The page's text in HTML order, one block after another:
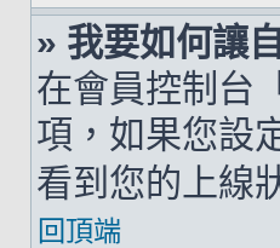
» 我要如何讓
在會員控制台
項，如果您設
看到您的上線
回頂端